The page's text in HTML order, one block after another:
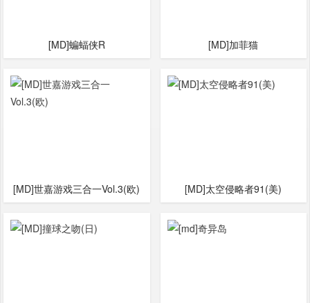
[MD]蝙蝠侠R [MD]加菲猫
[MD]世嘉游戏三合一Vol.3(欧) [MD]太空侵略者91(美)